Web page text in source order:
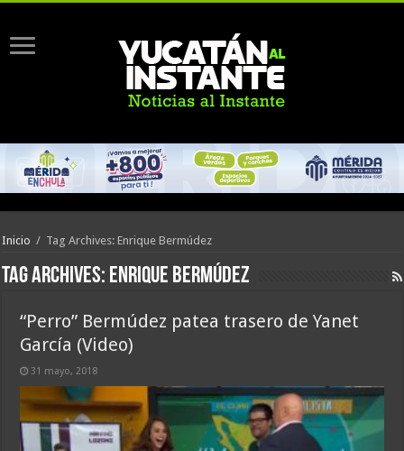
Inicio / Tag Archives: Enrique Bermúdez
Tag Archives: Enrique Bermúdez
“Perro” Bermúdez patea trasero de Yanet
García (Video)
31 mayo, 2018